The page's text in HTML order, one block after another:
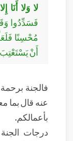
لا وَلا
فَسَدِّدُوا
مُحْسِنًا
أَنْ
فالجنة
عنه قال بما
بأعمالكم.
درجات